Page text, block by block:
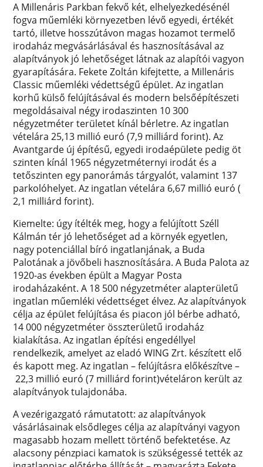
A Millenáris Parkban fekvő két, elhelyezkedésénél
fogva műemléki környezetben lévő egyedi, értékét
tartó, illetve hosszútávon magas hozamot termelő
irodaház megvásárlásával és hasznosításával az
alapítványok jó lehetőséget látnak az alapítói vagyon
gyarapítására. Fekete Zoltán kifejtette, a Millenáris
Classic műemléki védettségű épület. Az ingatlan
korhű külső felújításával és modern belsőépítészeti
megoldásaival négy irodaszinten 10 300
négyzetméter területet kínál bérletre. Az ingatlan
vételára 25,13 millió euró (7,9 milliárd forint). Az
Avantgarde új építésű, egyedi irodaépülete pedig öt
szinten kínál 1965 négyzetméternyi irodát és a
tetőszinten egy panorámás tárgyalót, valamint 137
parkolóhelyet. Az ingatlan vételára 6,67 millió euró (
2,1 milliárd forint).
Kiemelte: úgy ítélték meg, hogy a felújított Széll
Kálmán tér jó lehetőséget ad a környék egyetlen,
nagy potenciállal bíró ingatlanjának, a Buda
Palotának a jövőbeli hasznosítására. A Buda Palota az
1920-as években épült a Magyar Posta
irodaházaként. A 18 500 négyzetméter alapterületű
ingatlan műemléki védettséget élvez. Az alapítványok
célja az épület felújítása és piacon jól bérbe adható,
14 000 négyzetméter összterületű irodaház
kialakítása. Az ingatlan építési engedéllyel
rendelkezik, amelyet az eladó WING Zrt. készített elő
és kapott meg. Az ingatlan – felújításra előkészítve –
22,3 millió euró (7 milliárd forint)vételáron került az
alapítványok tulajdonába.
A vezérigazgató rámutatott: az alapítványok
vásárlásainak elsődleges célja az alapítványi vagyon
magasabb hozam mellett történő befektetése. Az
alacsony pénzpiaci kamatok is szükségessé tették az